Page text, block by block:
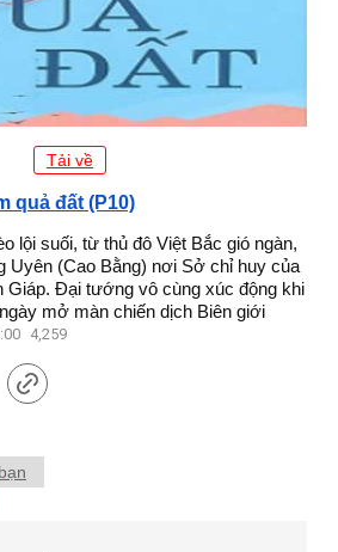
Tải về
quả đất (P10)
lội suối, từ thủ đô Việt Bắc gió ngàn,
Uyên (Cao Bằng) nơi Sở chỉ huy của
Đại tướng vô cùng xúc động khi
mở màn chiến dịch Biên giới
4,259